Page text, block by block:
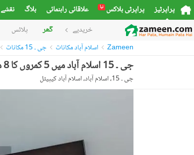
پراپرٹیز پراپرٹی بلاکس نیا علاقائی راہنمائی بلاگ نقشے
خریدیے گھر پلاٹس
Zameen اسلام آباد مکانات جی ۔ 15 مکانات
جی ۔ 15 اسلام آباد میں 5 کمروں کا 8 مرلہ مکان 1.3 لاکھ میں کرایہ پر دستیاب ہے۔
جی ۔ 15، اسلام آباد، اسلام آباد کیپیٹل